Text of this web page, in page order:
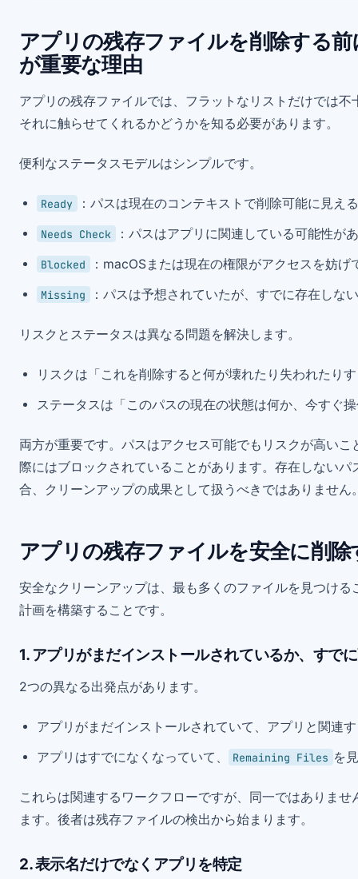
アプリの残存ファイルを削除する
が重要な理由
アプリの残存ファイルでは、フラットなリストだけでは
それに触らせてくれるかどうかを知る必要があります。
便利なステータスモデルはシンプルです。
Ready ：パスは現在のコンテキストで削除可能に見え
Needs Check ：パスはアプリに関連している可能性が
Blocked ：macOSまたは現在の権限がアクセスを妨げ
Missing ：パスは予想されていたが、すでに存在しな
リスクとステータスは異なる問題を解決します。
リスクは「これを削除すると何が壊れたり失われたり
ステータスは「このパスの現在の状態は何か、今すぐ
両方が重要です。パスはアクセス可能でもリスクが高い
際にはブロックされていることがあります。存在しない
合、クリーンアップの成果として扱うべきではありません
アプリの残存ファイルを安全に削除
安全なクリーンアップは、最も多くのファイルを見つけ
計画を構築することです。
1. アプリがまだインストールされているか、すで
2つの異なる出発点があります。
アプリがまだインストールされていて、アプリと関連
アプリはすでになくなっていて、
Remaining Files を
これらは関連するワークフローですが、同一ではありま
ます。後者は残存ファイルの検出から始まります。
2. 表示名だけでなくアプリを特定